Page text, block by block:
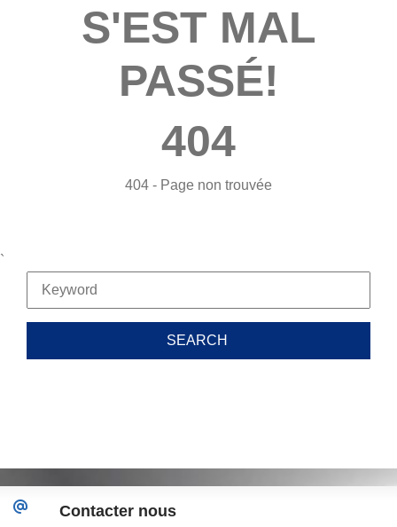
S'EST MAL
PASSÉ!
404
404 - Page non trouvée
`
Contacter nous